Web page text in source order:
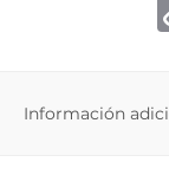
Información